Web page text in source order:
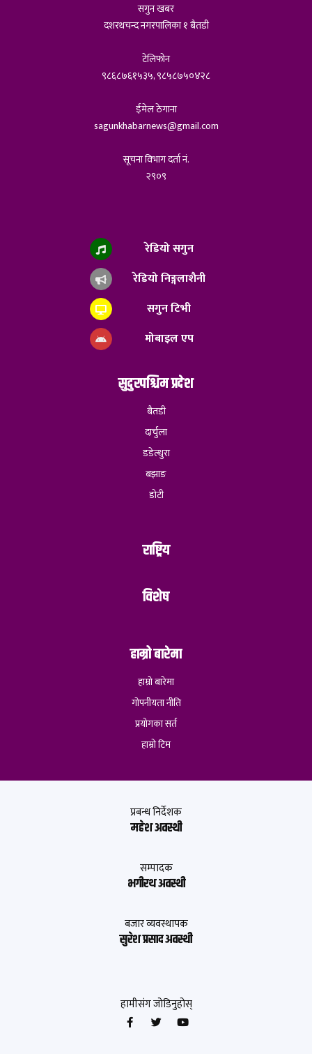
सगुन खबर
दशरथचन्द नगरपालिका १ बैतडी
टेलिफोन
९८६८७६१५३५, ९८५८७५०४२८
ईमेल ठेगाना
sagunkhabarnews@gmail.com
सूचना विभाग दर्ता नं.
२९०९
रेडियो सगुन
रेडियो निङ्गलाशैनी
सगुन टिभी
मोबाइल एप
सुदुरपश्चिम प्रदेश
बैतडी
दार्चुला
डडेल्धुरा
बझाङ
डोटी
राष्ट्रिय
विशेष
हाम्रो बारेमा
हाम्रो बारेमा
गोपनीयता नीति
प्रयोगका सर्त
हाम्रो टिम
प्रबन्ध निर्देशक
महेश अवस्थी
सम्पादक
भगीरथ अवस्थी
बजार व्यवस्थापक
सुरेश प्रसाद अवस्थी
हामीसंग जोडिनुहोस्